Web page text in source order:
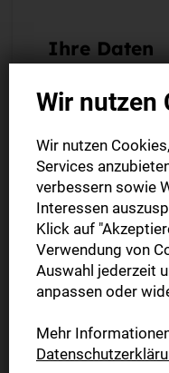
Ihre Daten
Auftragsnummer
Ihre Kunden- und
Vorname *
Wir nutzen
Wir nutzen
Services
verbessern sowie
Interessen
Klick auf
Verwendung von
Auswahl jederzeit
anpassen oder
Mehr